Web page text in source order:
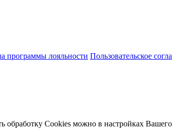
программы лояльности Пользовательское
обработку Cookies можно в настройках Вашего